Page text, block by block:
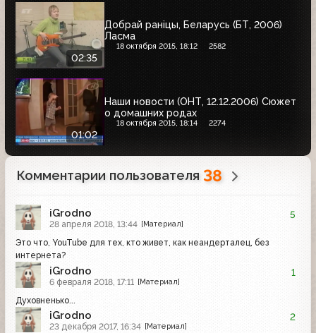
02:35
Добрай ранiцы, Беларусь (БТ, 2006)
Ласма
18 октября 2015, 18:12 2582
01:02
Наши новости (ОНТ, 12.12.2006) Сюжет
о домашних родах
18 октября 2015, 18:14 2274
Комментарии пользователя 38
iGrodno
28 апреля 2018, 13:44 [Материал]
5
Это что, YouTube для тех, кто живет, как неандерталец, без
интернета?
iGrodno
6 февраля 2018, 17:11 [Материал]
1
Духовненько...
iGrodno
23 декабря 2017, 16:34 [Материал]
2